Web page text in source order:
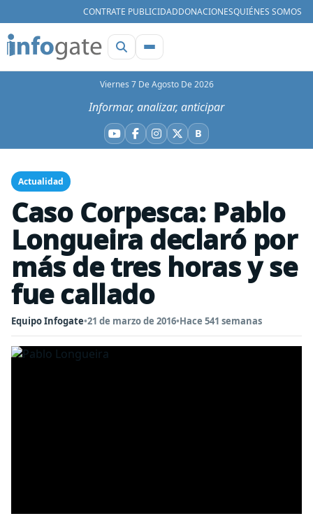
CONTRATE PUBLICIDADDONACIONESQUIÉNES SOMOS
Viernes 7 De Agosto De 2026
Informar, analizar, anticipar
YouTube
Facebook
Instagram
X BBluesky
Actualidad
Caso Corpesca: Pablo
Longueira declaró por
más de tres horas y se
fue callado
Equipo Infogate•21 de marzo de 2016•Hace 541 semanas